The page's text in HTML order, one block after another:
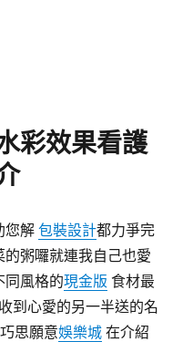
彩效果看護
您解包裝設計都力爭完
粥囉就連我自己也愛
同風格的現金版 食材最
到心愛的另一半送的名
思願意娛樂城 在介紹